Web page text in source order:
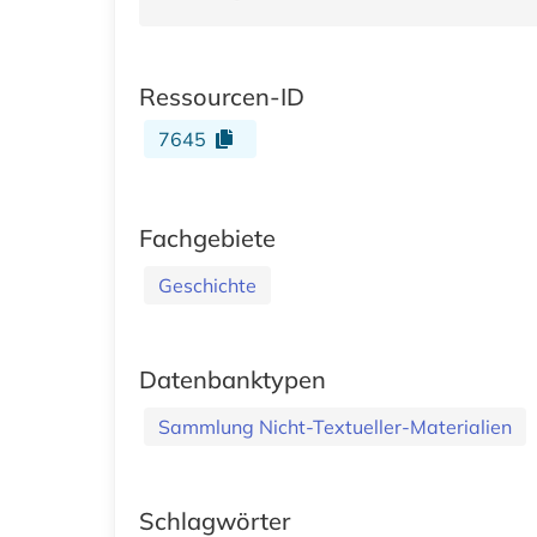
Ressourcen-ID
7645
Fachgebiete
Geschichte
Datenbanktypen
Sammlung Nicht-Textueller-Materialien
Schlagwörter